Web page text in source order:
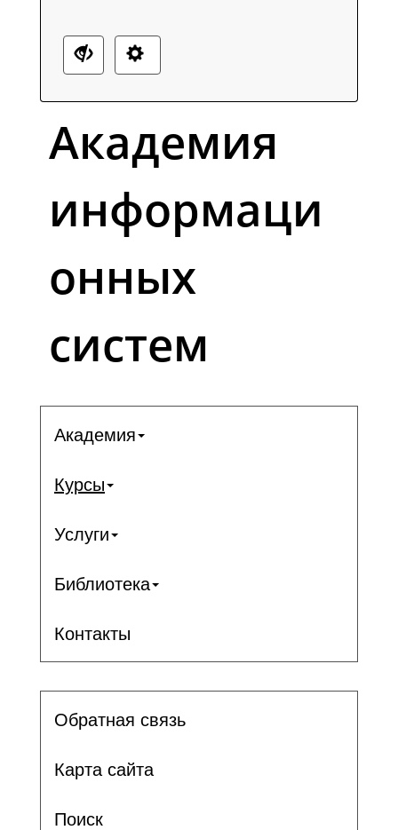
Академия
информаци
онных
систем
Академия
Курсы
Услуги
Библиотека
Контакты
Обратная связь
Карта сайта
Поиск